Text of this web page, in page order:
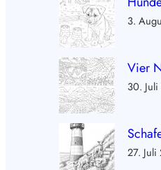
3.
Vier
30.
27.